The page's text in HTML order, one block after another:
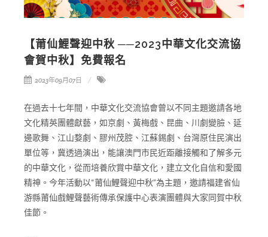
【莆仙鯉聲迎中秋 ──2023中華文化交流協
會賀中秋】免費報名
2023年09月07日
在過去十七年間，中華文化交流協會曾以不同主題邀請各地
文化精英團體獻藝，如京劇、黃梅戲、昆曲、川劇變臉、延
邊歌舞、江山婺劇、膠州茂腔、江蘇錫劇、台灣原住民演出
單位等，冀透過演出，能讓澳門市民近距離接觸和了解多元
的中華文化，從而培養欣賞中華文化，建立文化自信和愛國
精神。今年活動以“莆仙鯉聲迎中秋”為主題，邀請福建省仙
游縣莆仙戲鯉聲藝術傳承保護中心表演團體與大家同賀中秋
佳節。